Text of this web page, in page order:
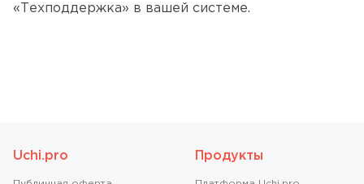
«Техподдержка» в вашей системе.
Uchi.pro Продукты